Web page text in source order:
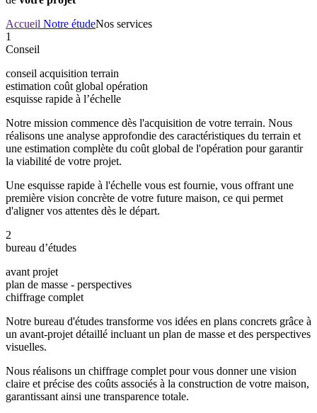
Accueil Notre étudeNos services
1
Conseil
conseil acquisition terrain
estimation coût global opération
esquisse rapide à l’échelle
Notre mission commence dès l'acquisition de votre terrain. Nous
réalisons une analyse approfondie des caractéristiques du terrain et
une estimation complète du coût global de l'opération pour garantir
la viabilité de votre projet.
Une esquisse rapide à l'échelle vous est fournie, vous offrant une
première vision concrète de votre future maison, ce qui permet
d'aligner vos attentes dès le départ.
2
bureau d’études
avant projet
plan de masse - perspectives
chiffrage complet
Notre bureau d'études transforme vos idées en plans concrets grâce à
un avant-projet détaillé incluant un plan de masse et des perspectives
visuelles.
Nous réalisons un chiffrage complet pour vous donner une vision
claire et précise des coûts associés à la construction de votre maison,
garantissant ainsi une transparence totale.